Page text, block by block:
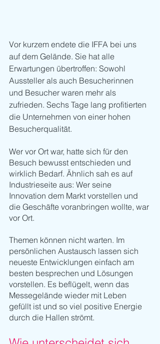
Vor kurzem endete die IFFA bei uns
auf dem Gelände. Sie hat alle
Erwartungen übertroffen: Sowohl
Aussteller als auch Besucherinnen
und Besucher waren mehr als
zufrieden. Sechs Tage lang profitierten
die Unternehmen von einer hohen
Besucherqualität.
Wer vor Ort war, hatte sich für den
Besuch bewusst entschieden und
wirklich Bedarf. Ähnlich sah es auf
Industrieseite aus: Wer seine
Innovation dem Markt vorstellen und
die Geschäfte voranbringen wollte, war
vor Ort.
Themen können nicht warten. Im
persönlichen Austausch lassen sich
neueste Entwicklungen einfach am
besten besprechen und Lösungen
vorstellen. Es beflügelt, wenn das
Messegelände wieder mit Leben
gefüllt ist und so viel positive Energie
durch die Hallen strömt.